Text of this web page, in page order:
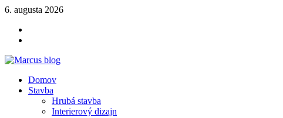
Skip
content
6. augusta 2026
NÁRADIE
Marcus blog
Stavebné profily, náradie, izolácie
Domov
Stavba
Hrubá stavba
Interierový dizajn